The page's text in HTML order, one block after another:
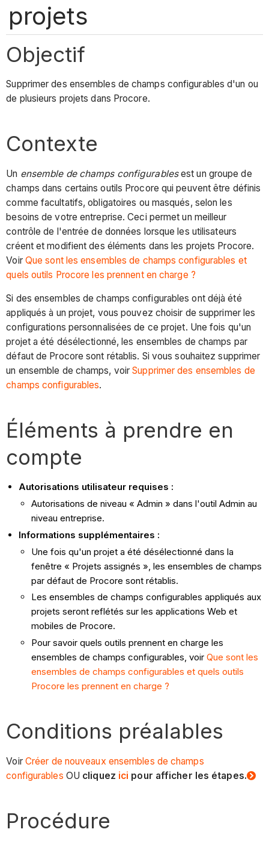
projets
Objectif
Supprimer des ensembles de champs configurables d'un ou
de plusieurs projets dans Procore.
Contexte
Un ensemble de champs configurablesest un groupe de
champs dans certains outils Procore qui peuvent être définis
comme facultatifs, obligatoires ou masqués, selon les
besoins de votre entreprise. Ceci permet un meilleur
contrôle de l'entrée de données lorsque les utilisateurs
créent et modifient des éléments dans les projets Procore.
Voir Que sont les ensembles de champs configurables et
quels outils Procore les prennent en charge ?
Si des ensembles de champs configurables ont déjà été
appliqués à un projet, vous pouvez choisir de supprimer les
configurations personnalisées de ce projet. Une fois qu'un
projet a été désélectionné, les ensembles de champs par
défaut de Procore sont rétablis. Si vous souhaitez supprimer
un ensemble de champs, voirSupprimer des ensembles de
champs configurables.
Éléments à prendre en
compte
Autorisations utilisateur requises :
Autorisations de niveau « Admin » dans l'outil Admin au
niveau entreprise.
Informations supplémentaires :
Une fois qu'un projet a été désélectionné dans la
fenêtre « Projets assignés », les ensembles de champs
par défaut de Procore sont rétablis.
Les ensembles de champs configurables appliqués aux
projets seront reflétés sur les applications Web et
mobiles de Procore.
Pour savoir quels outils prennent en charge les
ensembles de champs configurables, voirQue sont les
ensembles de champs configurables et quels outils
Procore les prennent en charge ?
Conditions préalables
Voir Créer de nouveaux ensembles de champs
configurables OU cliquez ici pour afficher les étapes.
Procédure